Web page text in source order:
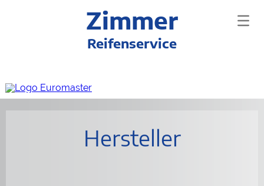
Zimmer
Reifenservice
Hersteller